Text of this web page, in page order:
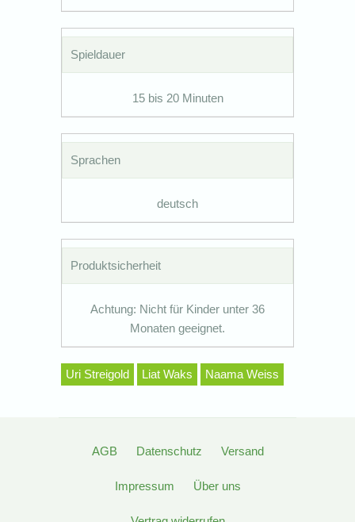
Spieldauer
15 bis 20 Minuten
Sprachen
deutsch
Produktsicherheit
Achtung: Nicht für Kinder unter 36
Monaten geeignet.
Uri Streigold Liat Waks Naama Weiss
AGB Datenschutz Versand
Impressum Über uns